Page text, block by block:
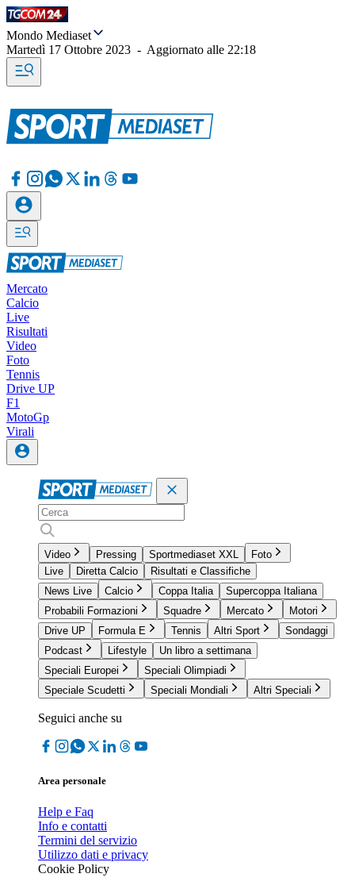
Mondo Mediaset
Martedì 17 Ottobre 2023 - Aggiornato alle 22:18
Mercato
Calcio
Live
Risultati
Video
Foto
Tennis
Drive UP
F1
MotoGp
Virali
Video Pressing Sportmediaset XXL
Foto
Live
Diretta Calcio
Risultati e Classifiche
News Live
Calcio Coppa Italia
Supercoppa Italiana
Probabili Formazioni
Squadre Mercato
Motori
Drive UP
Formula E Tennis Altri Sport
Sondaggi
Podcast
Lifestyle
Un libro a settimana
Speciali Europei
Speciali Olimpiadi
Speciale Scudetti
Speciali Mondiali Altri Speciali
Seguici anche su
Area personale
Help e Faq
Info e contatti
Termini del servizio
Utilizzo dati e privacy
Cookie Policy